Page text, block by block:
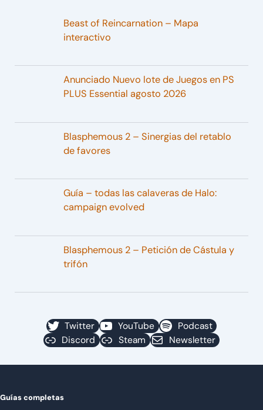
Beast of Reincarnation – Mapa
interactivo
Anunciado Nuevo lote de Juegos en PS
PLUS Essential agosto 2026
Blasphemous 2 – Sinergias del retablo
de favores
Guía – todas las calaveras de Halo:
campaign evolved
Blasphemous 2 – Petición de Cástula y
trifón
Twitter YouTube
Podcast
Discord
Steam Newsletter
Guías completas